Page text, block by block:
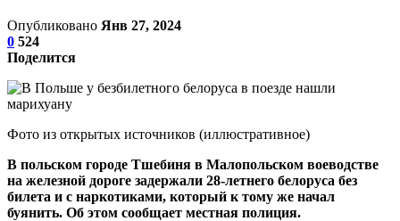
Опубликовано Янв 27, 2024
0 524
Поделится
Фото из открытых источников (иллюстративное)
В польском городе Тшебиня в Малопольском воеводстве
на железной дороге задержали 28-летнего белоруса без
билета и с наркотиками, который к тому же начал
буянить. Об этом сообщает местная полиция.